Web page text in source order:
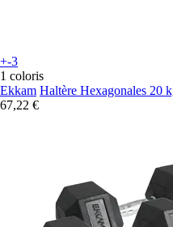
+-3
1 coloris
Ekkam Haltère Hexagonales 20
67,22 €